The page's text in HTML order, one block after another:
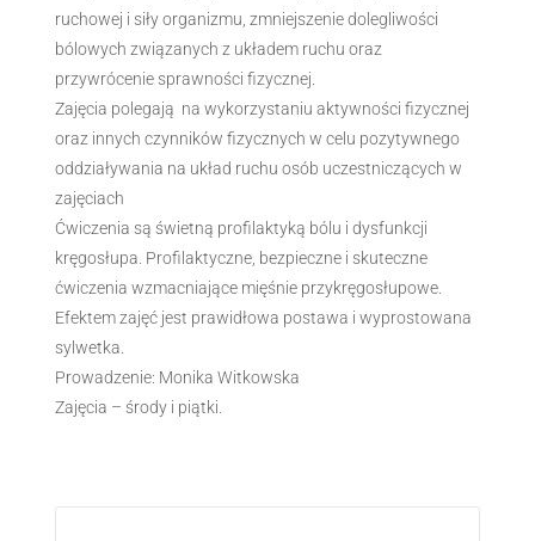
ruchowej i siły organizmu, zmniejszenie dolegliwości
bólowych związanych z układem ruchu oraz
przywrócenie sprawności fizycznej.
Zajęcia polegają na wykorzystaniu aktywności fizycznej
oraz innych czynników fizycznych w celu pozytywnego
oddziaływania na układ ruchu osób uczestniczących w
zajęciach
Ćwiczenia są świetną profilaktyką bólu i dysfunkcji
kręgosłupa. Profilaktyczne, bezpieczne i skuteczne
ćwiczenia wzmacniające mięśnie przykręgosłupowe.
Efektem zajęć jest prawidłowa postawa i wyprostowana
sylwetka.
Prowadzenie: Monika Witkowska
Zajęcia – środy i piątki.